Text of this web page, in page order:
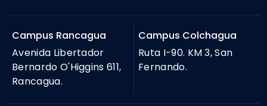
Campus Rancagua
Avenida Libertador
Bernardo O'Higgins 611,
Rancagua.
Campus Colchagua
Ruta I-90. KM 3, San
Fernando.